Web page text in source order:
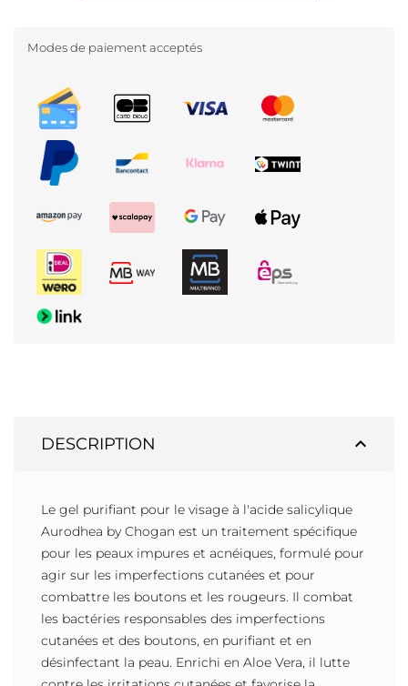
Modes de paiement acceptés
expand_less
DESCRIPTION
Le gel purifiant pour le visage à l'acide salicylique
Aurodhea by Chogan est un traitement spécifique
pour les peaux impures et acnéiques, formulé pour
agir sur les imperfections cutanées et pour
combattre les boutons et les rougeurs. Il combat
les bactéries responsables des imperfections
cutanées et des boutons, en purifiant et en
désinfectant la peau. Enrichi en Aloe Vera, il lutte